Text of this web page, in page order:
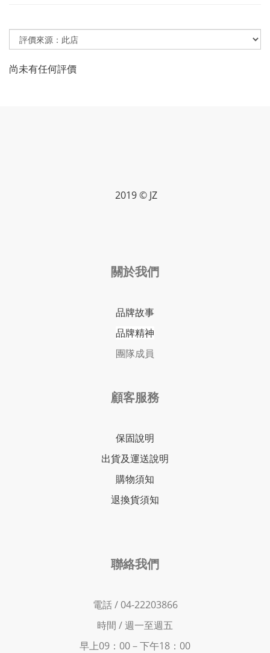
尚未有任何評價
2019 © JZ
關於我們
品牌故事
品牌精神
團隊成員
顧客服務
保固說明
出貨及運送說明
購物須知
退換貨須知
聯絡我們
電話 / 04-22203866
時間 /週一至週五
早上09：00－下午18：00